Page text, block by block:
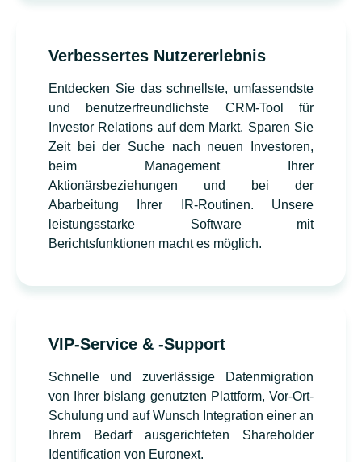
Verbessertes Nutzererlebnis
Entdecken Sie das schnellste, umfassendste
und benutzerfreundlichste CRM-Tool für
Investor Relations auf dem Markt. Sparen Sie
Zeit bei der Suche nach neuen Investoren,
beim Management Ihrer
Aktionärsbeziehungen und bei der
Abarbeitung Ihrer IR-Routinen. Unsere
leistungsstarke Software mit
Berichtsfunktionen macht es möglich.
VIP-Service & -Support
Schnelle und zuverlässige Datenmigration
von Ihrer bislang genutzten Plattform, Vor-Ort-
Schulung und auf Wunsch Integration einer an
Ihrem Bedarf ausgerichteten Shareholder
Identification von Euronext.